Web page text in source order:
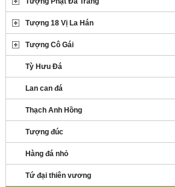
Tượng 18 Vị La Hán
Tượng Cô Gái
Tỳ Hưu Đá
Lan can đá
Thạch Anh Hồng
Tượng đúc
Hàng đá nhỏ
Tứ đại thiên vương